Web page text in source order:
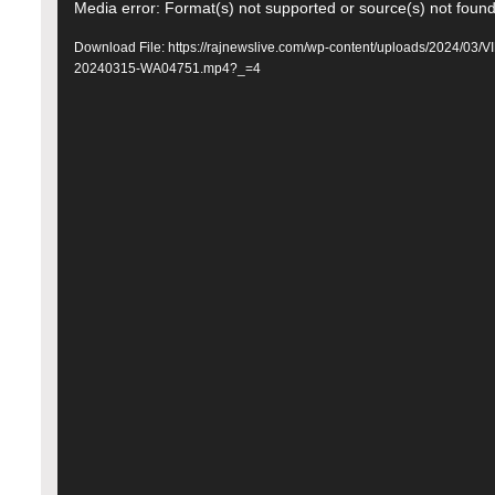
Video
Player
Media error: Format(s) not supported or source(s) not found
Download File: https://rajnewslive.com/wp-content/uploads/2024/03/
20240315-WA04751.mp4?_=4